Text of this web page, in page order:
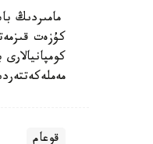
مامىردىڭ
كۇزەت
قوعام